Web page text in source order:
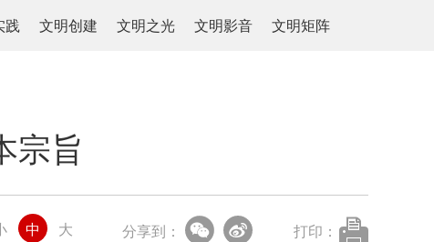
践 文明创建 文明之光 文明影音 文明矩阵
宗旨
中 大 分享到： 打印：